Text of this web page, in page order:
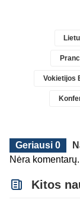
Vokietijos
Geriausi 0
Nėra
Kitos